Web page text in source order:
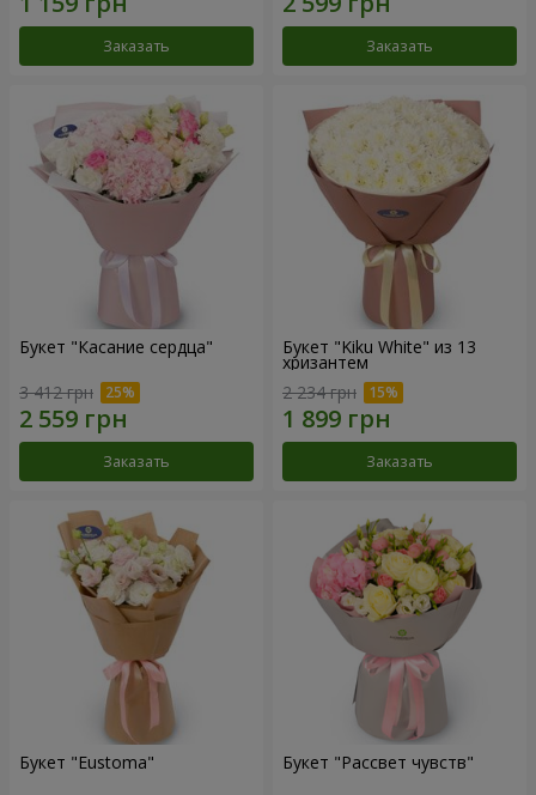
Заказать Заказать
Букет "Касание сердца"
3 412 грн
Заказать
Букет "Kiku White" из 13
хризантем
2 234 грн
Заказать
Букет "Eustoma" Букет "Рассвет чувств"